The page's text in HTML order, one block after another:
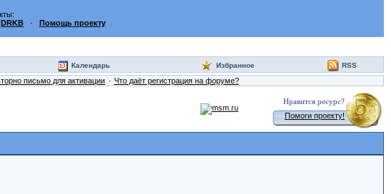
DRKB · Помощь проекту
Календарь Избранное RSS
письмо для активации Что даёт регистрация на форуме?
Нравится ресурс?
Помоги проекту!